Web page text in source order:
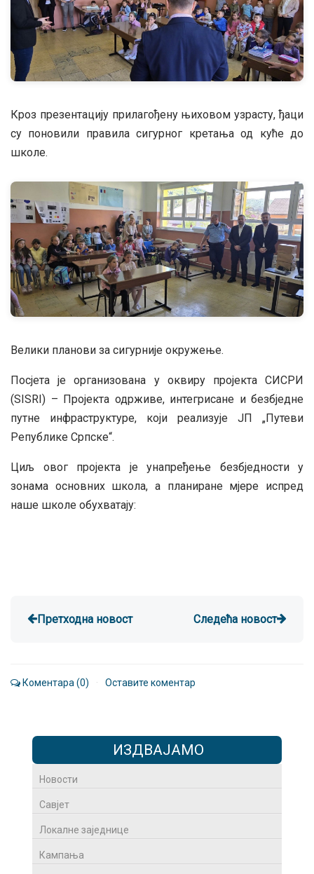
Кроз презентацију прилагођену њиховом узрасту, ђаци
су поновили правила сигурног кретања од куће до
школе.
Велики планови за сигурније окружење.
Посјета је организована у оквиру пројекта СИСРИ
(SISRI) – Пројекта одрживе, интегрисане и безбједне
путне инфраструктуре, који реализује ЈП „Путеви
Републике Српске“.
Циљ овог пројекта је унапређење безбједности у
зонама основних школа, а планиране мјере испред
наше школе обухватају:
Претходна новост Следећа новост
Коментара (0) · Оставите коментар
ИЗДВАЈАМО
Новости
Савјет
Локалне заједнице
Кампања